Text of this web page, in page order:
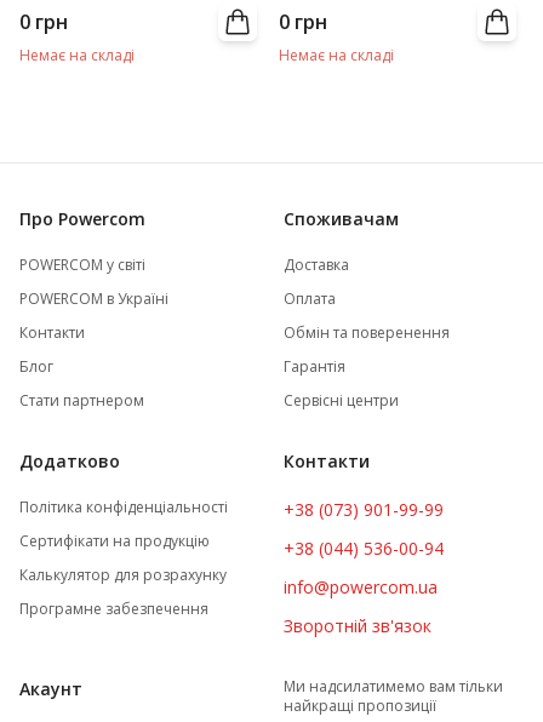
0 грн
Немає на складі
0 грн
Немає на складі
Про Powercom
POWERCOM у світі
POWERCOM в Україні
Контакти
Блог
Стати партнером
Споживачам
Доставка
Оплата
Обмін та поверенення
Гарантія
Сервісні центри
Додатково
Політика конфіденціальності
Сертифікати на продукцію
Калькулятор для розрахунку
Програмне забезпечення
Контакти
+38 (073) 901-99-99
+38 (044) 536-00-94
info@powercom.ua
Зворотній зв'язок
Акаунт
Ми надсилатимемо вам тільки
найкращі пропозиції